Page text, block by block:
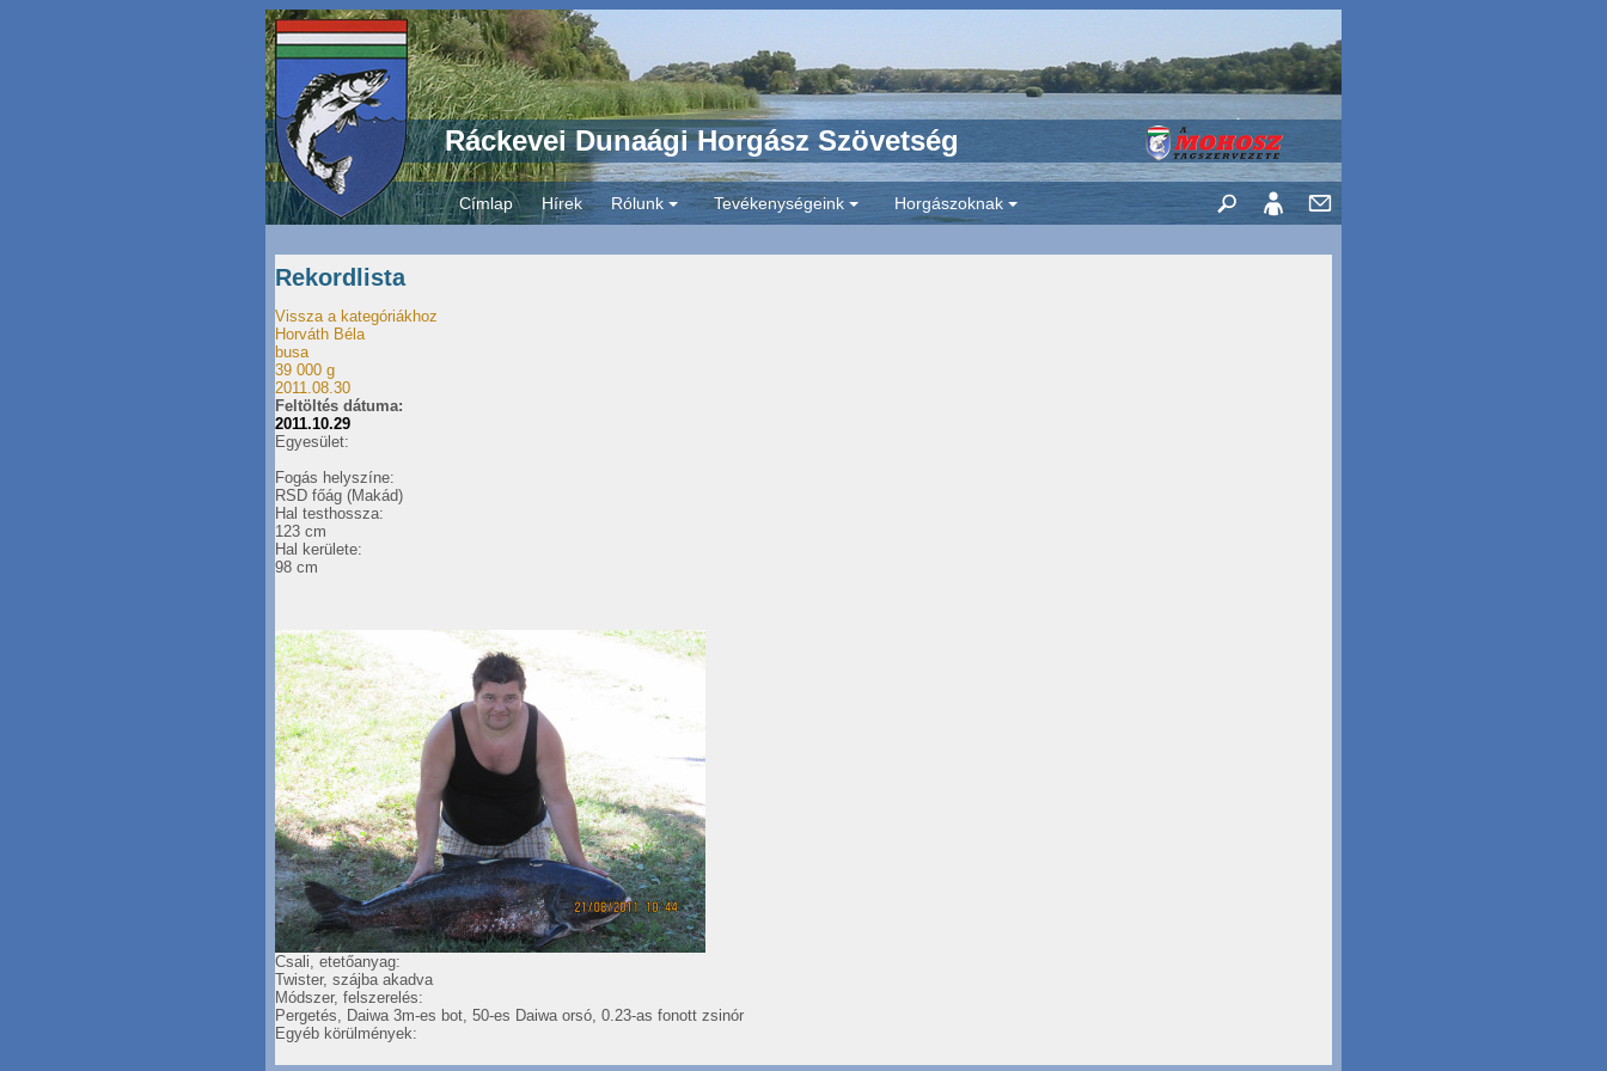
Ráckevei Dunaági Horgász Szövetség
Címlap Hírek Rólunk
+
Tevékenységeink
+
Horgászoknak
+
Rekordlista
Vissza a kategóriákhoz
Horváth Béla
busa
39 000 g
2011.08.30
Feltöltés dátuma:
2011.10.29
Egyesület:
Fogás helyszíne:
RSD főág (Makád)
Hal testhossza:
123 cm
Hal kerülete:
98 cm
Csali, etetőanyag:
Twister, szájba akadva
Módszer, felszerelés:
Pergetés, Daiwa 3m-es bot, 50-es Daiwa orsó, 0.23-as fonott zsinór
Egyéb körülmények: